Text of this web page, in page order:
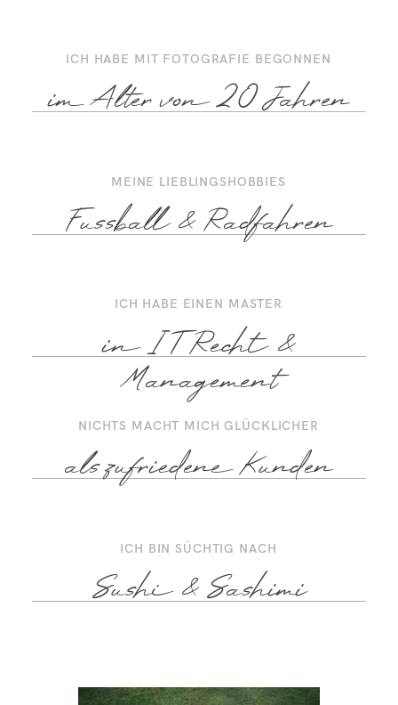
ICH HABE EINEN MASTER
in IT Recht &
Management
NICHTS MACHT MICH GLÜCKLICHER
als zufriedene Kunden
ICH BIN SÜCHTIG NACH
ICH HABE MIT FOTOGRAFIE BEGONNEN
Sushi & Sashimi
im Alter von 20 Jahren
MEINE LIEBLINGSHOBBIES
Fussball & Radfahren